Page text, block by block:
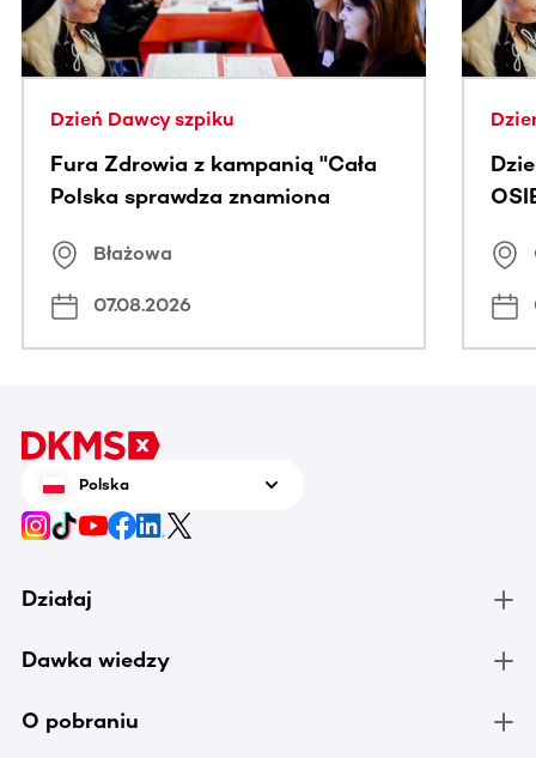
Dzień Dawcy szpiku
Fura Zdrowia z kampanią "Cała
Polska sprawdza znamiona
Błażowa
07.08.2026
Polska
Działaj
Dawka wiedzy
O pobraniu